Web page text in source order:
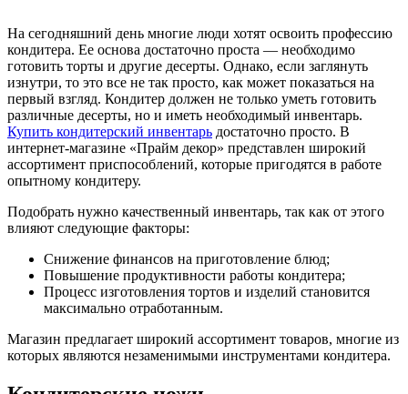
На сегодняшний день многие люди хотят освоить профессию
кондитера. Ее основа достаточно проста — необходимо
готовить торты и другие десерты. Однако, если заглянуть
изнутри, то это все не так просто, как может показаться на
первый взгляд. Кондитер должен не только уметь готовить
различные десерты, но и иметь необходимый инвентарь.
Купить кондитерский инвентарь достаточно просто. В
интернет-магазине «Прайм декор» представлен широкий
ассортимент приспособлений, которые пригодятся в работе
опытному кондитеру.
Подобрать нужно качественный инвентарь, так как от этого
влияют следующие факторы:
Снижение финансов на приготовление блюд;
Повышение продуктивности работы кондитера;
Процесс изготовления тортов и изделий становится
максимально отработанным.
Магазин предлагает широкий ассортимент товаров, многие из
которых являются незаменимыми инструментами кондитера.